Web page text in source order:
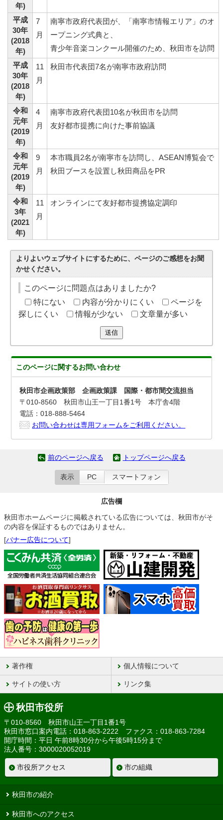
年)
平成
30年
(2018
年)
7
月
南寧市政府代表団が、「南寧市情報エリア」のオ
ープニング式典と、
青少年音楽コンクール開催のため、秋田市を訪問
平成
30年
(2018
年)
11
月
秋田市代表団7名が南寧市政府訪問
令和
元年
(2019
年)
4
月
南寧市政府代表団10名が秋田市を訪問
友好都市提携に向けた事前協議
令和
元年
(2019
年)
9
月
本市職員2名が南寧市を訪問し、ASEAN博覧会で
秋田ブースを設置し秋田商品をPR
令和
3年
(2021
年)
11
月
オンラインにて友好都市提携協定調印
よりよいウェブサイトにするために、ページのご感想をお聞
かせください。
このページに問題点はありましたか?
特にない
内容が分かりにくい
ページを
探しにくい
情報が少ない 文章量が多い
送信
このページに関するお問い合わせ
秋田市企画政策部 企画政策課 国際・都市間交流担当
〒010-8560 秋田市山王一丁目1番1号 本庁舎4階
電話：018-888-5464
お問い合わせは専用フォームをご利用ください。
前のページへ戻る トップページへ戻る
表示 PC スマートフォン
広告欄
秋田市ホームページに掲載されている広告については、秋田市がそ
の内容を保証するものではありません。
[バナー広告について]
著作権 個人情報について
サイトの使い方 リンク集
秋田市役所
〒010-8560 秋田市山王一丁目1番1号
秋田市窓口案内電話：018-863-2222 ファクス：018-863-7284
開庁時間：平日 午前8時30分から午後5時15分まで
法人番号：3000020052019
市役所アクセス 市の組織
秋田市の紹介
秋田市へのアクセス